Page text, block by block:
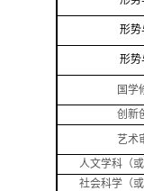
形势
形势
国学
创新
艺术
人文学科（
社会科学（